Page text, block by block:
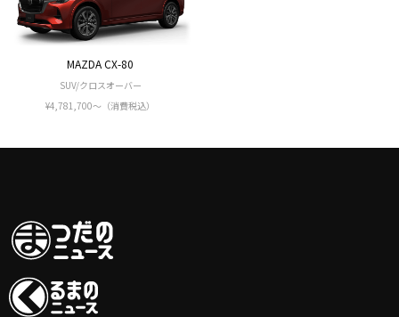
MAZDA CX-80
SUV/クロスオーバー
¥4,781,700〜（消費税込）